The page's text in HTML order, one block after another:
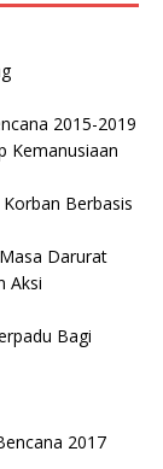
2015-2019
Kemanusiaan
Berbasis
Darurat
Aksi
Bagi
2017